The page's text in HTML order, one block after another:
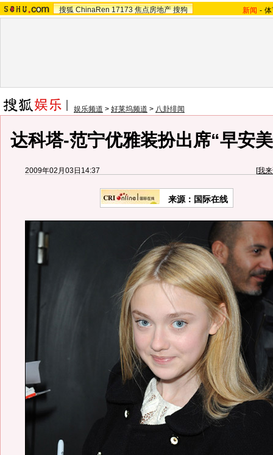
搜狐 ChinaRen 17173 焦点房地产 搜狗 新闻 -
娱乐频道 > 好莱坞频道 > 八卦绯闻
达科塔-范宁优雅装扮出席“早安
2009年02月03日14:37 [我
来源：国际在线